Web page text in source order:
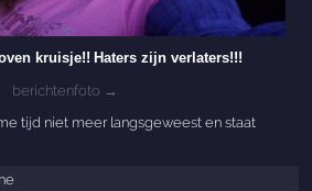
kruisje!! Haters zijn verlaters!!!
berichtenfoto →
tijd niet meer langsgeweest en staat